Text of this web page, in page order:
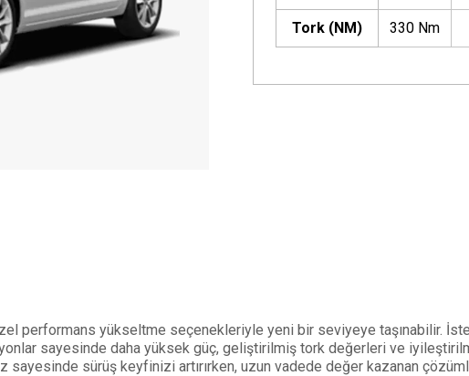
Tork (NM) 330 Nm
performans yükseltme seçenekleriyle yeni bir seviyeye taşınabilir.
sayesinde daha yüksek güç, geliştirilmiş tork değerleri ve
sürüş keyfinizi artırırken, uzun vadede değer kazanan